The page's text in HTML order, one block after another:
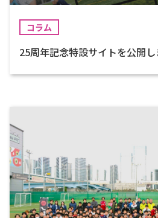
コラム
25周年記念特設サイトを公開